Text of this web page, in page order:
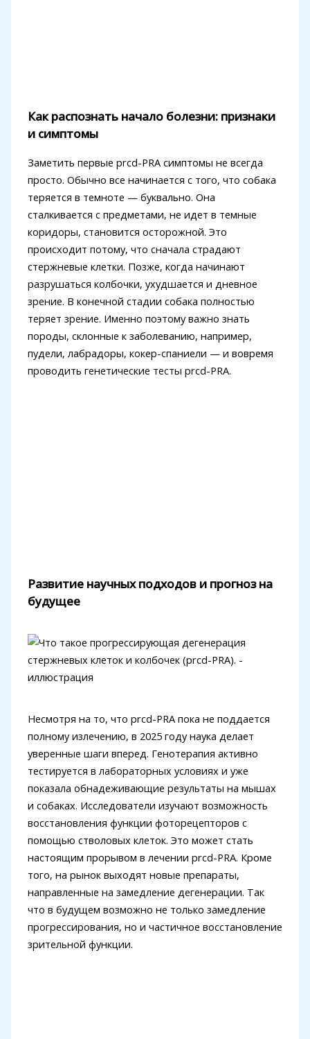
Как распознать начало болезни: признаки
и симптомы
Заметить первые prcd-PRA симптомы не всегда
просто. Обычно все начинается с того, что собака
теряется в темноте — буквально. Она
сталкивается с предметами, не идет в темные
коридоры, становится осторожной. Это
происходит потому, что сначала страдают
стержневые клетки. Позже, когда начинают
разрушаться колбочки, ухудшается и дневное
зрение. В конечной стадии собака полностью
теряет зрение. Именно поэтому важно знать
породы, склонные к заболеванию, например,
пудели, лабрадоры, кокер-спаниели — и вовремя
проводить генетические тесты prcd-PRA.
Развитие научных подходов и прогноз на
будущее
Несмотря на то, что prcd-PRA пока не поддается
полному излечению, в 2025 году наука делает
уверенные шаги вперед. Генотерапия активно
тестируется в лабораторных условиях и уже
показала обнадеживающие результаты на мышах
и собаках. Исследователи изучают возможность
восстановления функции фоторецепторов с
помощью стволовых клеток. Это может стать
настоящим прорывом в лечении prcd-PRA. Кроме
того, на рынок выходят новые препараты,
направленные на замедление дегенерации. Так
что в будущем возможно не только замедление
прогрессирования, но и частичное восстановление
зрительной функции.